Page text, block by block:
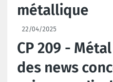
métallique
22/04/2025
CP 209 -
des news